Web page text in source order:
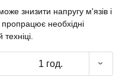
знизити напругу м'язів і
необхідні
1 год.